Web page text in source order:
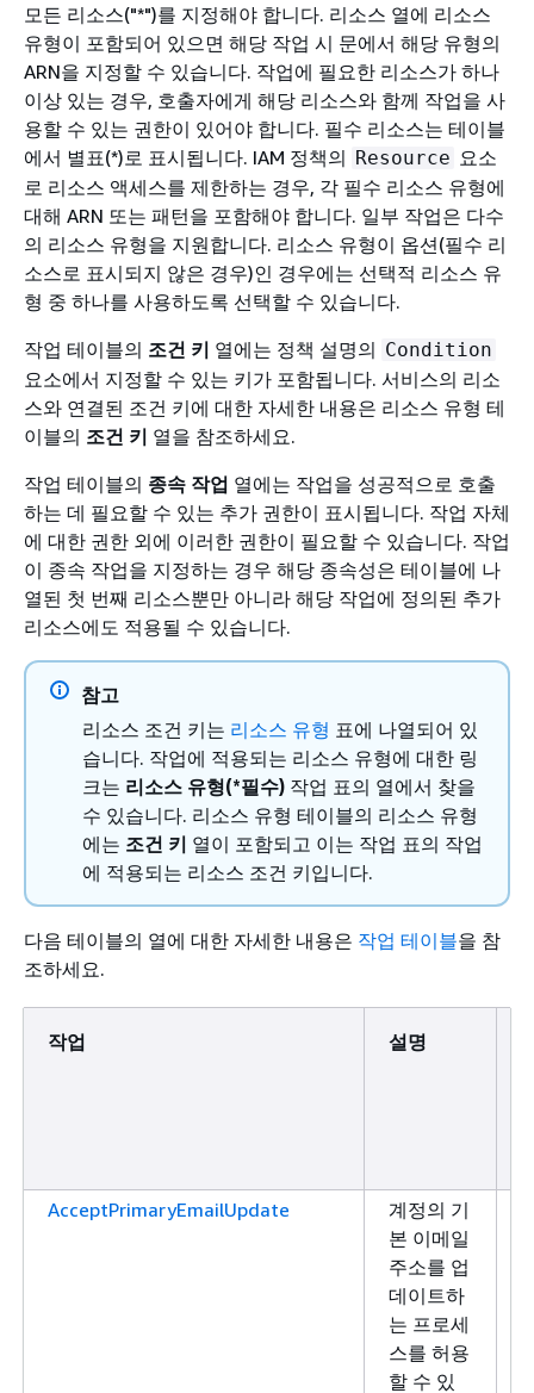
모든 리소스("*")를 지정해야 합니다. 리소스 열에 리소스
유형이 포함되어 있으면 해당 작업 시 문에서 해당 유형의
ARN을 지정할 수 있습니다. 작업에 필요한 리소스가 하나
이상 있는 경우, 호출자에게 해당 리소스와 함께 작업을 사
용할 수 있는 권한이 있어야 합니다. 필수 리소스는 테이블
에서 별표(*)로 표시됩니다. IAM 정책의 Resource 요소
로 리소스 액세스를 제한하는 경우, 각 필수 리소스 유형에
대해 ARN 또는 패턴을 포함해야 합니다. 일부 작업은 다수
의 리소스 유형을 지원합니다. 리소스 유형이 옵션(필수 리
소스로 표시되지 않은 경우)인 경우에는 선택적 리소스 유
형 중 하나를 사용하도록 선택할 수 있습니다.
작업 테이블의 조건 키 열에는 정책 설명의 Condition
요소에서 지정할 수 있는 키가 포함됩니다. 서비스의 리소
스와 연결된 조건 키에 대한 자세한 내용은 리소스 유형 테
이블의 조건 키 열을 참조하세요.
작업 테이블의 종속 작업 열에는 작업을 성공적으로 호출
하는 데 필요할 수 있는 추가 권한이 표시됩니다. 작업 자체
에 대한 권한 외에 이러한 권한이 필요할 수 있습니다. 작업
이 종속 작업을 지정하는 경우 해당 종속성은 테이블에 나
열된 첫 번째 리소스뿐만 아니라 해당 작업에 정의된 추가
리소스에도 적용될 수 있습니다.
참고
리소스 조건 키는 리소스 유형 표에 나열되어 있
습니다. 작업에 적용되는 리소스 유형에 대한 링
크는 리소스 유형(*필수) 작업 표의 열에서 찾을
수 있습니다. 리소스 유형 테이블의 리소스 유형
에는 조건 키 열이 포함되고 이는 작업 표의 작업
에 적용되는 리소스 조건 키입니다.
다음 테이블의 열에 대한 자세한 내용은 작업 테이블을 참
조하세요.
작업 설명
AcceptPrimaryEmailUpdate
계정의 기
본 이메일
주소를 업
데이트하
는 프로세
스를 허용
할 수 있